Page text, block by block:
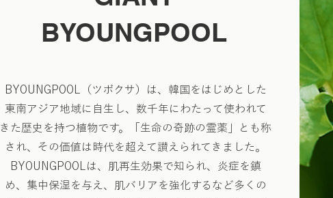
BYOUNGPOOL
BYOUNGPOOL（ツボクサ）は、韓国をはじめとした
東南アジア地域に自生し、数千年にわたって使われて
きた歴史を持つ植物です。「生命の奇跡の霊薬」とも称
され、その価値は時代を超えて讃えられてきました。
BYOUNGPOOLは、肌再生効果で知られ、炎症を鎮
め、集中保湿を与え、肌バリアを強化するなど多くの